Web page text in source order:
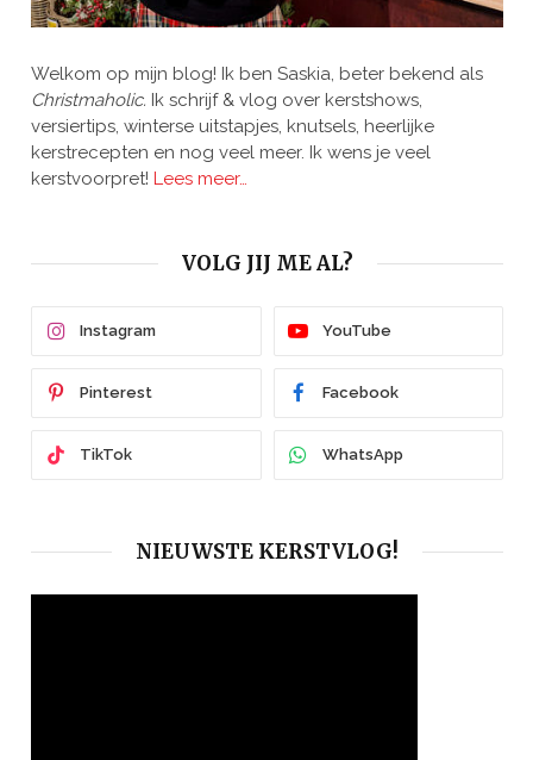
Welkom op mijn blog! Ik ben Saskia, beter bekend als
Christmaholic. Ik schrijf & vlog over kerstshows,
versiertips, winterse uitstapjes, knutsels, heerlijke
kerstrecepten en nog veel meer. Ik wens je veel
kerstvoorpret! Lees meer…
VOLG JIJ ME AL?
Instagram YouTube
Pinterest Facebook
TikTok WhatsApp
NIEUWSTE KERSTVLOG!